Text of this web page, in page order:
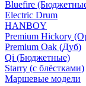
Bluefire
Electric Drum
HANBOY
Premium Hickory
Premium Oak (Дуб)
Qi (Бюджетные)
Starry (с блёстками)
Маршевые модели